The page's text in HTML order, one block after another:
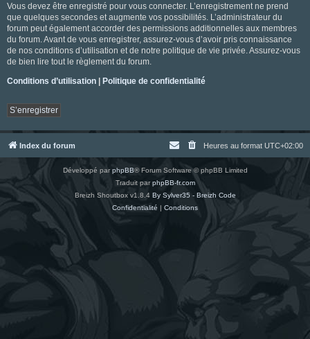
Vous devez être enregistré pour vous connecter. L’enregistrement ne prend
que quelques secondes et augmente vos possibilités. L’administrateur du
forum peut également accorder des permissions additionnelles aux membres
du forum. Avant de vous enregistrer, assurez-vous d’avoir pris connaissance
de nos conditions d’utilisation et de notre politique de vie privée. Assurez-vous
de bien lire tout le règlement du forum.
Conditions d’utilisation | Politique de confidentialité
S’enregistrer
Index du forum Heures au format UTC+02:00
Développé parphpBB® Forum Software © phpBB Limited
Traduit parphpBB-fr.com
Breizh Shoutbox v1.8.4 By Sylver35 - Breizh Code
Confidentialité | Conditions